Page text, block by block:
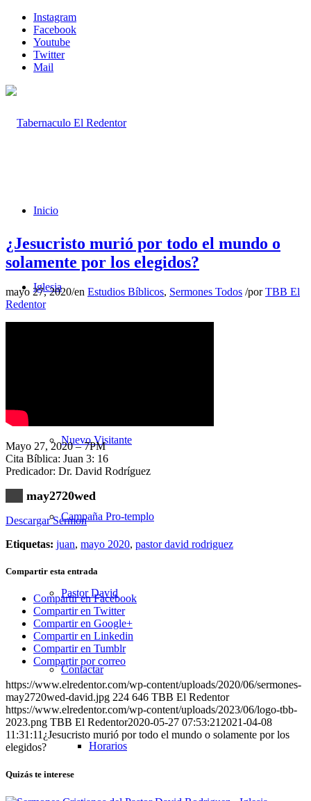
Instagram
Facebook
Youtube
Twitter
Mail
Inicio
Iglesia
Nuevo Visitante
Campaña Pro-templo
Pastor David
Contactar
Horarios
¿Jesucristo murió por todo el mundo o
solamente por los elegidos?
mayo 27, 2020/en Estudios Bíblicos, Sermones Todos /porTBB El
Redentor
Mayo 27, 2020 – 7PM
Cita Bíblica: Juan 3: 16
Predicador: Dr. David Rodríguez
may2720wed
Descargar Sermon
Etiquetas: juan, mayo 2020, pastor david rodriguez
Compartir esta entrada
Compartir en Facebook
Compartir en Twitter
Compartir en Google+
Compartir en Linkedin
Compartir en Tumblr
Compartir por correo
https://www.elredentor.com/wp-content/uploads/2020/06/sermones-
may2720wed-david.jpg 224 646 TBB El Redentor
https://www.elredentor.com/wp-content/uploads/2023/06/logo-tbb-
2023.png TBB El Redentor2020-05-27 07:53:21 2021-04-08
11:31:11 ¿Jesucristo murió por todo el mundo o solamente por los
elegidos?
Quizás te interese